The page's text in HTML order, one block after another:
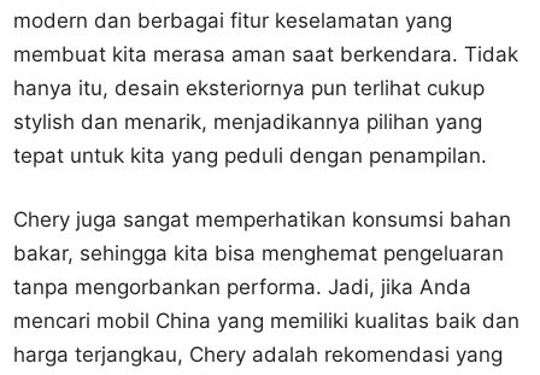
modern dan berbagai fitur keselamatan yang
membuat kita merasa aman saat berkendara. Tidak
hanya itu, desain eksteriornya pun terlihat cukup
stylish dan menarik, menjadikannya pilihan yang
tepat untuk kita yang peduli dengan penampilan.
Chery juga sangat memperhatikan konsumsi bahan
bakar, sehingga kita bisa menghemat pengeluaran
tanpa mengorbankan performa. Jadi, jika Anda
mencari mobil China yang memiliki kualitas baik dan
harga terjangkau, Chery adalah rekomendasi yang